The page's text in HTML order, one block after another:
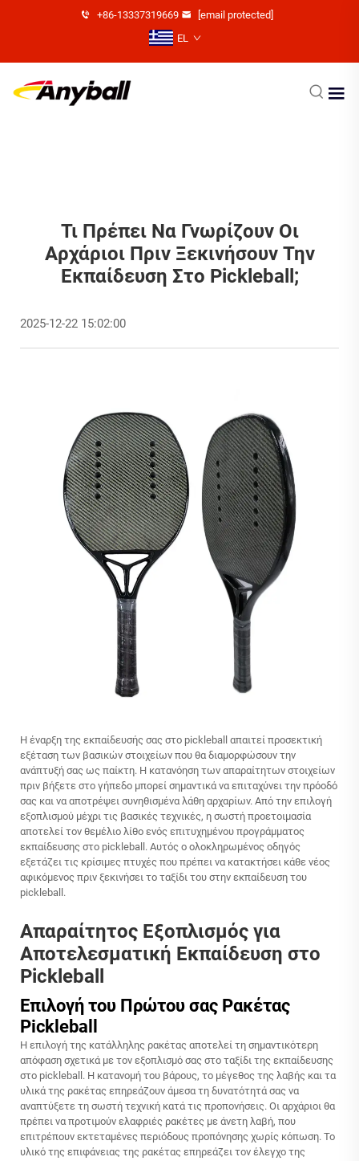
+86-13337319669
[email protected]
EL
Τι Πρέπει Να Γνωρίζουν Οι
Αρχάριοι Πριν Ξεκινήσουν Την
Εκπαίδευση Στο Pickleball;
2025-12-22 15:02:00
Η έναρξη της εκπαίδευσής σας στο pickleball απαιτεί προσεκτική
εξέταση των βασικών στοιχείων που θα διαμορφώσουν την
ανάπτυξή σας ως παίκτη. Η κατανόηση των απαραίτητων στοιχείων
πριν βήξετε στο γήπεδο μπορεί σημαντικά να επιταχύνει την πρόοδό
σας και να αποτρέψει συνηθισμένα λάθη αρχαρίων. Από την επιλογή
εξοπλισμού μέχρι τις βασικές τεχνικές, η σωστή προετοιμασία
αποτελεί τον θεμέλιο λίθο ενός επιτυχημένου προγράμματος
εκπαίδευσης στο pickleball. Αυτός ο ολοκληρωμένος οδηγός
εξετάζει τις κρίσιμες πτυχές που πρέπει να κατακτήσει κάθε νέος
αφικόμενος πριν ξεκινήσει το ταξίδι του στην εκπαίδευση του
pickleball.
Απαραίτητος Εξοπλισμός για
Αποτελεσματική Εκπαίδευση στο
Pickleball
Επιλογή του Πρώτου σας Ρακέτας
Pickleball
Η επιλογή της κατάλληλης ρακέτας αποτελεί τη σημαντικότερη
απόφαση σχετικά με τον εξοπλισμό σας στο ταξίδι της εκπαίδευσης
στο pickleball. Η κατανομή του βάρους, το μέγεθος της λαβής και τα
υλικά της ρακέτας επηρεάζουν άμεσα τη δυνατότητά σας να
αναπτύξετε τη σωστή τεχνική κατά τις προπονήσεις. Οι αρχάριοι θα
πρέπει να προτιμούν ελαφριές ρακέτες με άνετη λαβή, που
επιτρέπουν εκτεταμένες περιόδους προπόνησης χωρίς κόπωση. Το
υλικό της επιφάνειας της ρακέτας επηρεάζει τον έλεγχο της